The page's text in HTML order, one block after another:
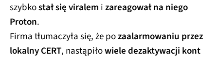
szybkostał się viralem izareagował na niego
Proton.
Firma tłumaczyła się, że pozaalarmowaniu przez
lokalny CERT, nastąpiłowiele dezaktywacji kont